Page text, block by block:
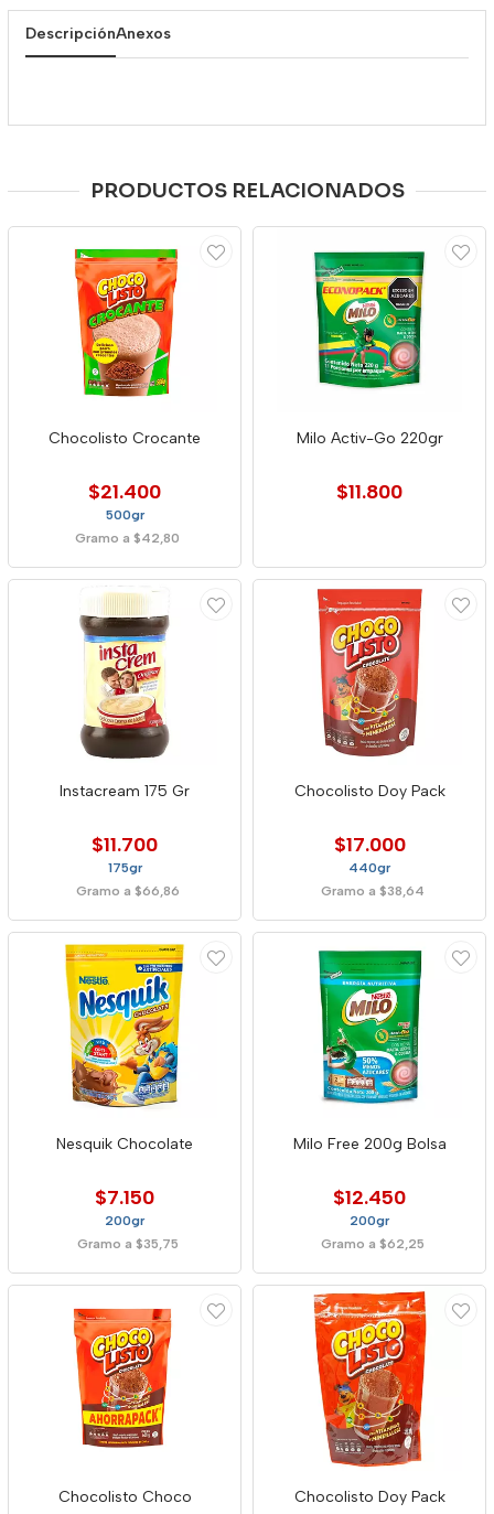
DescripciónAnexos
PRODUCTOS RELACIONADOS
Chocolisto Crocante
$21.400
500gr
Gramo a $42,80
Milo Activ-Go 220gr
$11.800
Instacream 175 Gr
$11.700
175gr
Gramo a $66,86
Chocolisto Doy Pack
$17.000
440gr
Gramo a $38,64
Nesquik Chocolate
$7.150
200gr
Gramo a $35,75
Milo Free 200g Bolsa
$12.450
200gr
Gramo a $62,25
Chocolisto Choco Chocolisto Doy Pack